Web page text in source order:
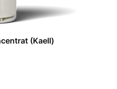
(Kaell)